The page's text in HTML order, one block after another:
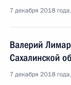
7 декабря 2018
Валерий
Сахалинской
7 декабря 2018